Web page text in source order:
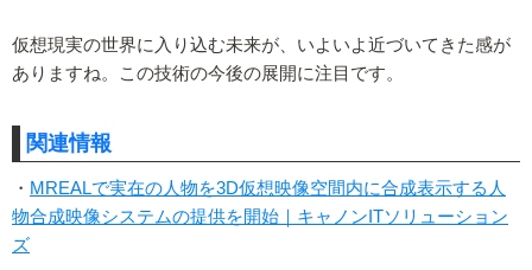
仮想現実の世界に入り込む未来が、いよいよ近づいてきた感が
ありますね。この技術の今後の展開に注目です。
関連情報
・ MREALで実在の人物を3D仮想映像空間内に合成表示する人
物合成映像システムの提供を開始｜キャノンITソリューション
ズ